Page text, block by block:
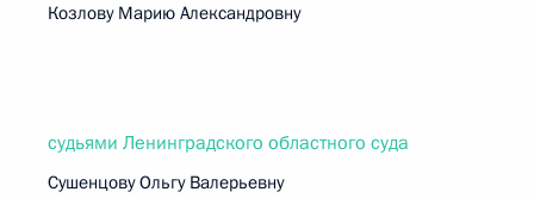
Козлову Марию Александровну
судьями Ленинградского областного суда
Сушенцову Ольгу Валерьевну